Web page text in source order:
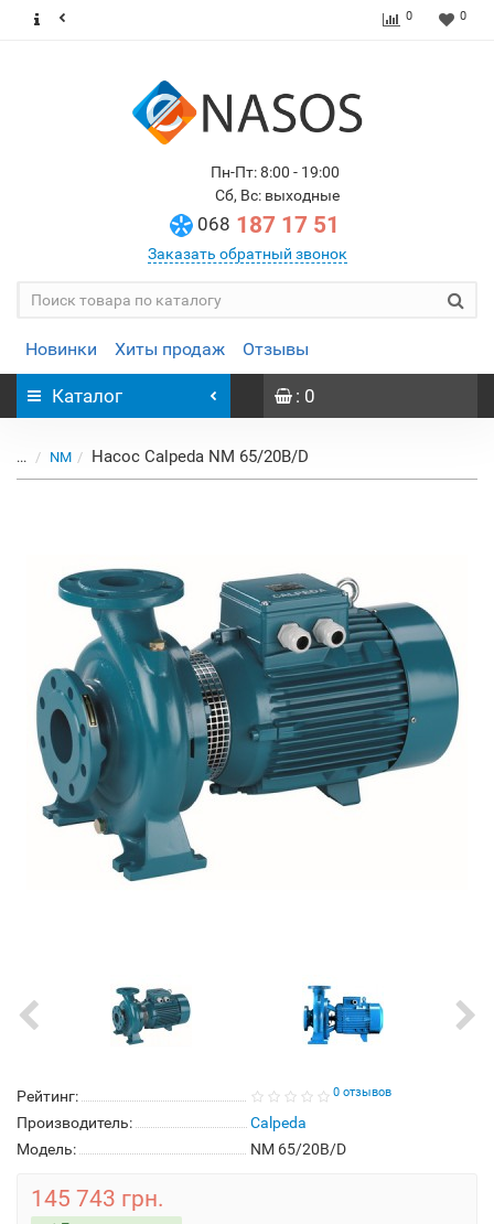
0 0
Пн-Пт: 8:00 - 19:00
Сб, Вс: выходные
068 187 17 51
Заказать обратный звонок
Новинки Хиты продаж Отзывы
Каталог : 0
... NM Насос Calpeda NM 65/20B/D
Рейтинг: 0 отзывов
Производитель:
Calpeda
Модель:
NM 65/20B/D
145 743 грн.